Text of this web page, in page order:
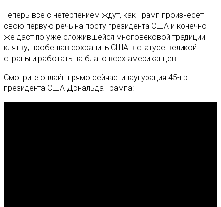
Теперь все с нетерпением ждут, как Трамп произнесет
свою первую речь на посту президента США и конечно
же даст по уже сложившейся многовековой традиции
клятву, пообещав сохранить США в статусе великой
страны и работать на благо всех американцев.
Смотрите онлайн прямо сейчас: инаугурация 45-го
президента США Дональда Трампа: